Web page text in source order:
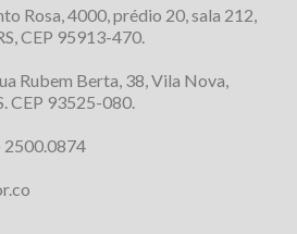
Rosa, 4000, prédio 20, sala 212,
CEP 95913-470.
Rubem Berta, 38, Vila Nova,
CEP 93525-080.